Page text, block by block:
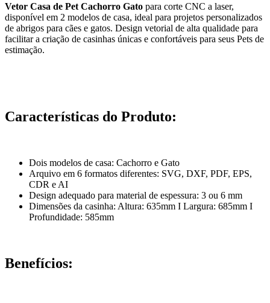
Vetor Casa de Pet Cachorro Gato para corte CNC a laser,
disponível em 2 modelos de casa, ideal para projetos personalizados
de abrigos para cães e gatos. Design vetorial de alta qualidade para
facilitar a criação de casinhas únicas e confortáveis para seus Pets de
estimação.
Características do Produto:
Dois modelos de casa: Cachorro e Gato
Arquivo em 6 formatos diferentes: SVG, DXF, PDF, EPS,
CDR e AI
Design adequado para material de espessura: 3 ou 6 mm
Dimensões da casinha: Altura: 635mm I Largura: 685mm I
Profundidade: 585mm
Benefícios: